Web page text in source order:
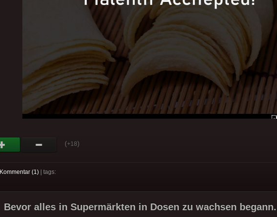
(+18)
Kommentar (1) | tags:
Bevor alles in Supermärkten in Dosen zu wachsen